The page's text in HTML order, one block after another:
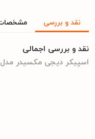
نقد و بررسی
نقد و بررسی اجمالی
اسپیکر دیجی مکسیدر مدل AL-225-LP5